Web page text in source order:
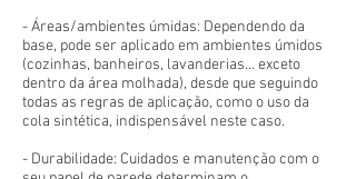
- Áreas/ambientes úmidas: Dependendo da
base, pode ser aplicado em ambientes úmidos
(cozinhas, banheiros, lavanderias... exceto
dentro da área molhada), desde que seguindo
todas as regras de aplicação, como o uso da
cola sintética, indispensável neste caso.
- Durabilidade: Cuidados e manutenção com o